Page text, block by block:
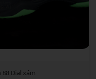
Dial xám